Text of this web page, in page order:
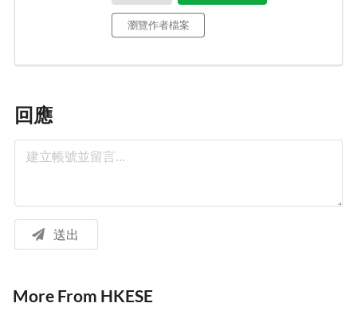
瀏覽作者檔案
回應
送出
More From HKESE